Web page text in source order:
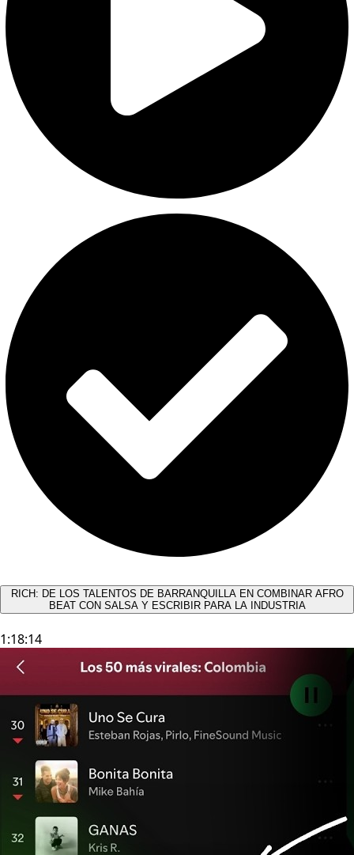
RICH: DE LOS TALENTOS DE BARRANQUILLA EN COMBINAR AFRO
BEAT CON SALSA Y ESCRIBIR PARA LA INDUSTRIA
1:18:14